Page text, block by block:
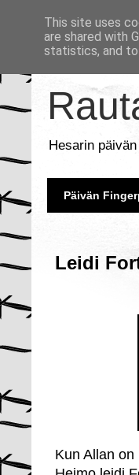
Hesarin
Päivän
Leidi
Kun Allan
This site uses
are shared with
statistics, and